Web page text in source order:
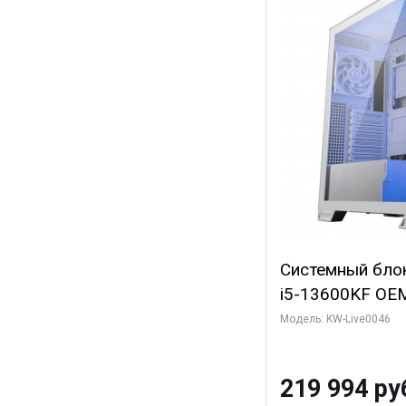
Системный
i5-13600KF
7, C14 8EC/
SSD)
Модель: KW-Live0046
219 994